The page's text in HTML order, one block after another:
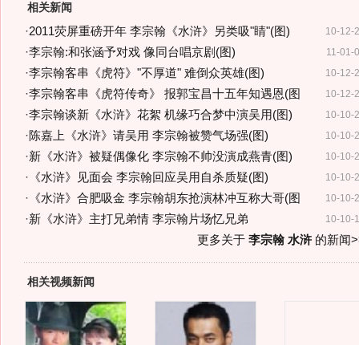
相关新闻
10-12-
·2011荧屏重磅开年 李宗翰《水浒》另类吸"睛"(图)
11-01-
·李宗翰:和张涵予对戏 像同台唱京剧(图)
10-12-
·李宗翰客串《虎符》"不厚道" 难倒众英雄(图)
10-12-
·李宗翰客串《虎符传奇》 报郭宝昌十五年知遇恩(图
10-10-
·李宗翰谈新《水浒》花絮 机缘巧合梦中演吴用(图)
10-10-
·陈嘉上《水浒》请吴用 李宗翰被赞气场强(图)
10-10-
·新《水浒》被疑偶像化 李宗翰不帅没演成燕青(图)
10-10-
· 《水浒》见面会 李宗翰回应吴用自杀质疑(图)
10-10-
· 《水浒》合肥吸金 李宗翰胡东抢演林冲互称大哥(图
10-10-
·新《水浒》主打兄弟情 李宗翰片场忆兄弟
更多关于 李宗翰 水浒的新闻
相关视频新闻